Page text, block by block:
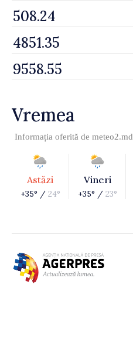
Vremea
Informația oferită de meteo2.md
Astăzi
+35° / 24°
Vineri
+35° / 23°